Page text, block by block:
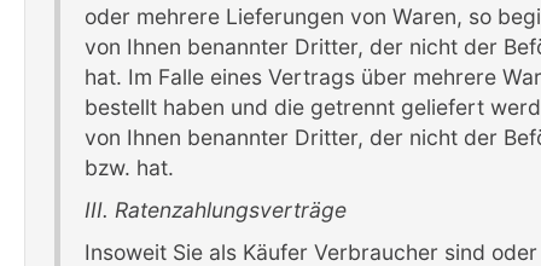
oder mehrere Lieferungen von Waren, so
von Ihnen benannter Dritter, der nicht der
hat. Im Falle eines Vertrags über mehrere
bestellt haben und die getrennt geliefert
von Ihnen benannter Dritter, der nicht der
bzw. hat.
III. Ratenzahlungsverträge
Insoweit Sie als Käufer Verbraucher sind